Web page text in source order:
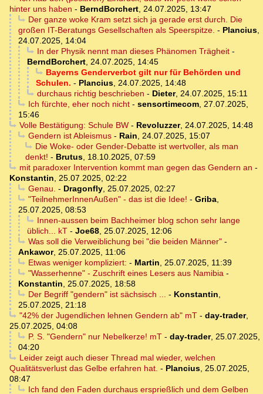
hinter uns haben - BerndBorchert, 24.07.2025, 13:47
Der ganze woke Kram setzt sich ja gerade erst durch. Die
großen IT-Beratungs Gesellschaften als Speerspitze. - Plancius,
24.07.2025, 14:04
In der Physik nennt man dieses Phänomen Trägheit-
BerndBorchert, 24.07.2025, 14:45
Bayerns Genderverbot gilt nur für Behörden und
Schulen. - Plancius, 24.07.2025, 14:48
durchaus richtig beschrieben - Dieter, 24.07.2025, 15:11
Ich fürchte, eher noch nicht- sensortimecom, 27.07.2025,
15:46
Volle Bestätigung: Schule BW- Revoluzzer, 24.07.2025, 14:48
Gendern ist Ableismus- Rain, 24.07.2025, 15:07
Die Woke- oder Gender-Debatte ist wertvoller, als man
denkt! - Brutus, 18.10.2025, 07:59
mit paradoxer Intervention kommt man gegen das Gendern an -
Konstantin, 25.07.2025, 02:22
Genau. - Dragonfly, 25.07.2025, 02:27
"TeilnehmerInnenAußen" - das ist die Idee! - Griba,
25.07.2025, 08:53
Innen-aussen beim Bachheimer blog schon sehr lange
üblich... kT - Joe68, 25.07.2025, 12:06
Was soll die Verweiblichung bei "die beiden Männer"-
Ankawor, 25.07.2025, 11:06
Etwas weniger kompliziert: - Martin, 25.07.2025, 11:39
"Wasserhenne" - Zuschrift eines Lesers aus Namibia-
Konstantin, 25.07.2025, 18:58
Der Begriff "gendern" ist sächsisch ... - Konstantin,
25.07.2025, 21:18
"42% der Jugendlichen lehnen Gendern ab" mT- day-trader,
25.07.2025, 04:08
P. S. "Gendern" nur Nebelkerze! mT- day-trader, 25.07.2025,
04:20
Leider zeigt auch dieser Thread mal wieder, welchen
Qualitätsverlust das Gelbe erfahren hat. - Plancius, 25.07.2025,
08:47
Ich fand den Faden durchaus ersprießlich und dem Gelben